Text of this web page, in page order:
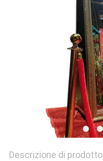
Descrizione di prodotto